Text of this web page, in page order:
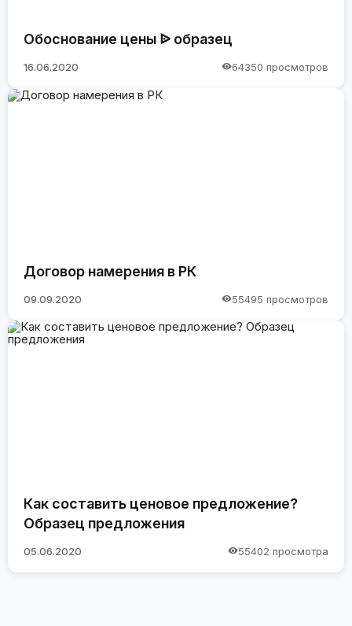
Обоснование цены ᐉ образец
16.06.2020 64350 просмотров
Договор намерения в РК
09.09.2020 55495 просмотров
Как составить ценовое предложение?
Образец предложения
05.06.2020 55402 просмотра